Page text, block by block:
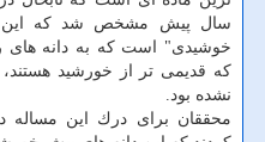
سال پیش مشخص شد كه این
خوشیدی" است كه به دانه های
كه قدیمی تر از خورشید
نشده بود.
محققان برای درك این مساله